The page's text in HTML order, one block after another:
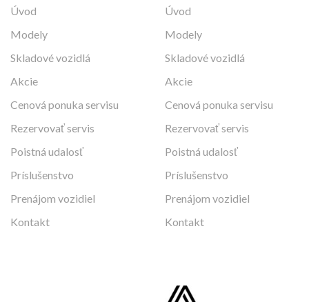
Úvod
Modely
Skladové vozidlá
Akcie
Cenová ponuka servisu
Rezervovať servis
Poistná udalosť
Príslušenstvo
Prenájom vozidiel
Kontakt
Úvod
Modely
Skladové vozidlá
Akcie
Cenová ponuka servisu
Rezervovať servis
Poistná udalosť
Príslušenstvo
Prenájom vozidiel
Kontakt